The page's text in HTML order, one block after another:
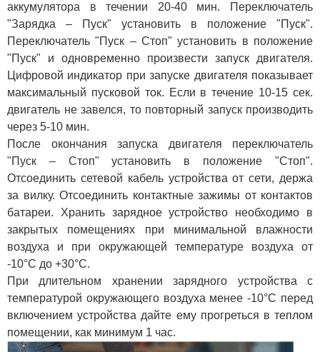
аккумулятора в течении 20-40 мин. Переключатель
"Зарядка – Пуск" установить в положение "Пуск".
Переключатель "Пуск – Стоп" установить в положение
"Пуск" и одновременно произвести запуск двигателя.
Цифровой индикатор при запуске двигателя показывает
максимальный пусковой ток. Если в течение 10-15 сек.
двигатель не завелся, то повторный запуск производить
через 5-10 мин.
После окончания запуска двигателя переключатель
"Пуск – Стоп" установить в положение "Стоп".
Отсоединить сетевой кабель устройства от сети, держа
за вилку. Отсоединить контактные зажимы от контактов
батареи. Хранить зарядное устройство необходимо в
закрытых помещениях при минимальной влажности
воздуха и при окружающей температуре воздуха от
-10°С до +30°С.
При длительном хранении зарядного устройства с
температурой окружающего воздуха менее -10°C перед
включением устройства дайте ему прогреться в теплом
помещении, как минимум 1 час.